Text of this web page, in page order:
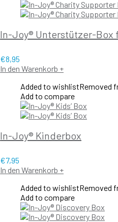
In-Joy® Unterstützer-Box
€8,95
In den Warenkorb +
Added to wishlistRemoved
Add to compare
In-Joy® Kinderbox
€7,95
In den Warenkorb +
Added to wishlistRemoved
Add to compare